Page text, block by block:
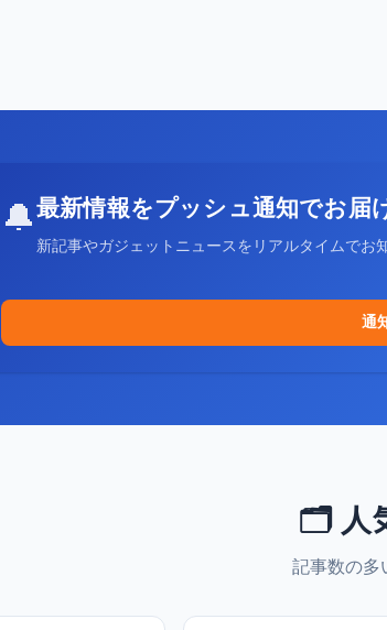
🔔最新情報をプッシュ通知でお届
新記事やガジェットニュースをリアルタイムでお
通
🗂️ 人
記事数の多